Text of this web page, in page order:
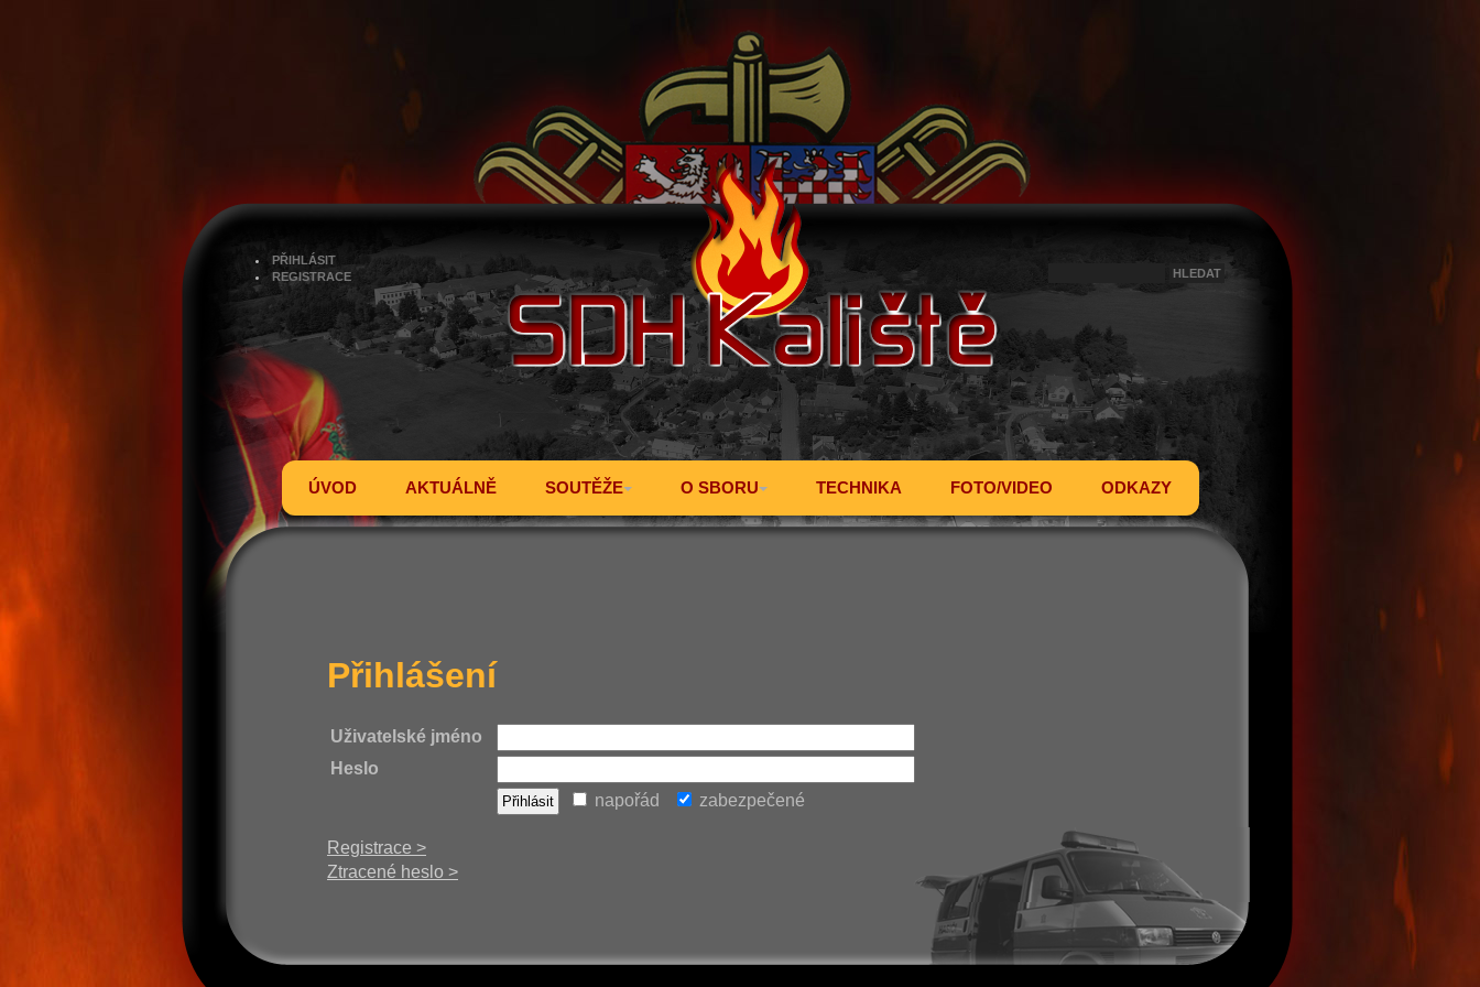
PŘIHLÁSIT
REGISTRACE
ÚVOD AKTUÁLNĚ SOUTĚŽE O SBORU TECHNIKA FOTO/VIDEO ODKAZY
Přihlášení
Uživatelské jméno
Heslo
napořád
zabezpečené
Registrace >
Ztracené heslo >